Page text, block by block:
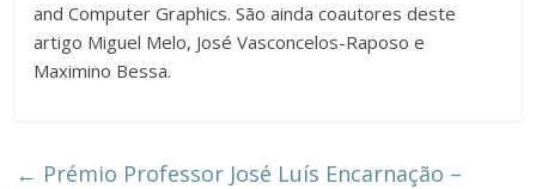
and Computer Graphics. São ainda coautores deste
artigo Miguel Melo, José Vasconcelos-Raposo e
Maximino Bessa.
← Prémio Professor José Luís Encarnação –